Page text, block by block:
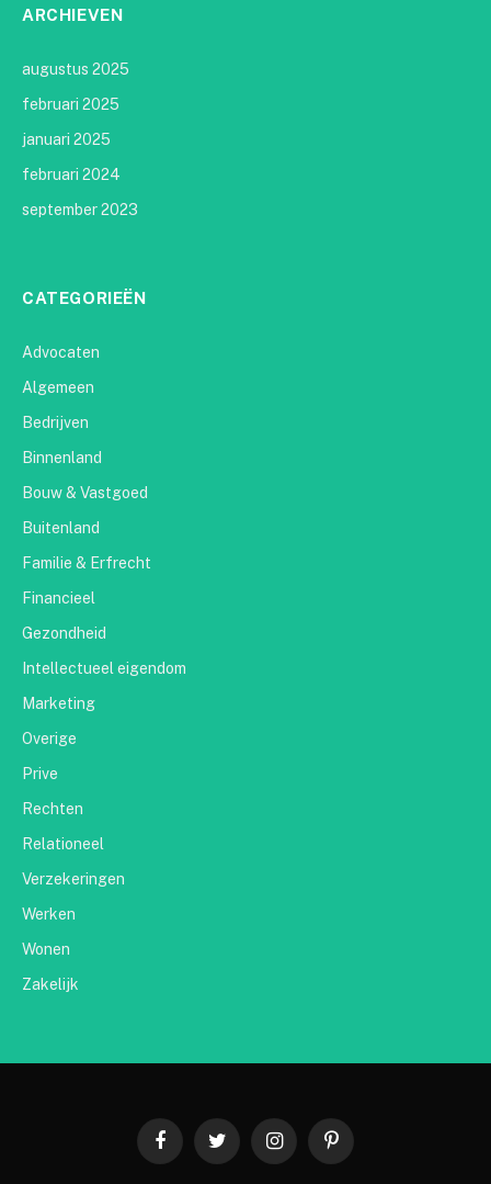
ARCHIEVEN
augustus 2025
februari 2025
januari 2025
februari 2024
september 2023
CATEGORIEËN
Advocaten
Algemeen
Bedrijven
Binnenland
Bouw & Vastgoed
Buitenland
Familie & Erfrecht
Financieel
Gezondheid
Intellectueel eigendom
Marketing
Overige
Prive
Rechten
Relationeel
Verzekeringen
Werken
Wonen
Zakelijk
FacebookTwitter InstagramPinterest